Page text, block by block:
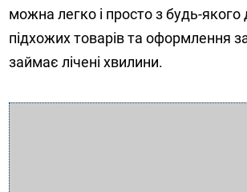
можна легко і просто з будь-якого
підхожих товарів та оформлення
займає лічені хвилини.